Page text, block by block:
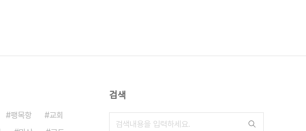
팽목항
교회
검색